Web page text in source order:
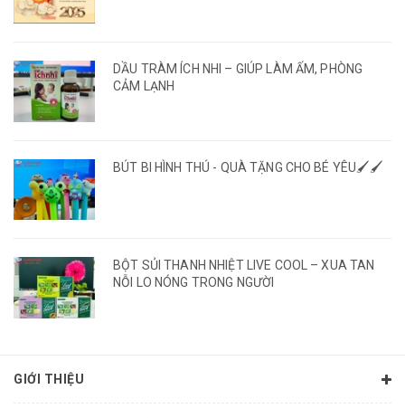
DẦU TRÀM ÍCH NHI – GIÚP LÀM ẤM, PHÒNG
CẢM LẠNH
BÚT BI HÌNH THÚ - QUÀ TẶNG CHO BÉ YÊU🖌️🖌️
BỘT SỦI THANH NHIỆT LIVE COOL – XUA TAN
NỖI LO NÓNG TRONG NGƯỜI
GIỚI THIỆU